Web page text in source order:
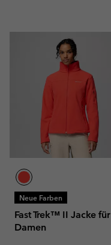
Neue Farben
Fast Trek™ II Jacke für
Damen